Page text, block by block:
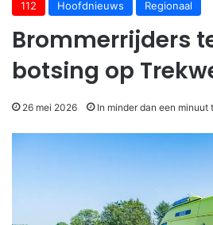
112 Hoofdnieuws Regionaal
Brommerrijders
botsing op
26 mei 2026 In minder dan een minuut